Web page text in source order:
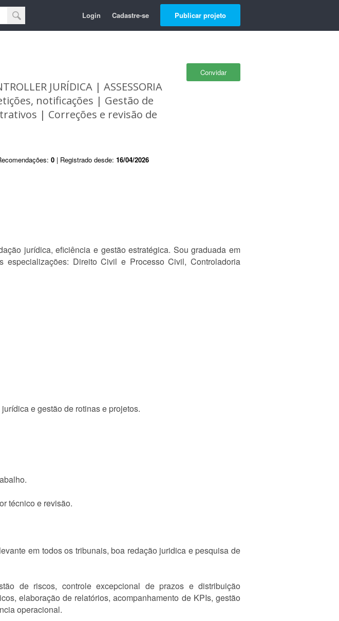
Login Cadastre-se Publicar projeto
Convidar
JURÍDICA | ASSESSORIA
notificações | Gestão de
| Correções e revisão de
0 | Registrado desde: 16/04/2026
jurídica, eficiência e gestão estratégica. Sou graduada em
especializações: Direito Civil e Processo Civil, Controladoria
e gestão de rotinas e projetos.
técnico e revisão.
em todos os tribunais, boa redação juridica e pesquisa de
de riscos, controle excepcional de prazos e distribuição
elaboração de relatórios, acompanhamento de KPIs, gestão
operacional.